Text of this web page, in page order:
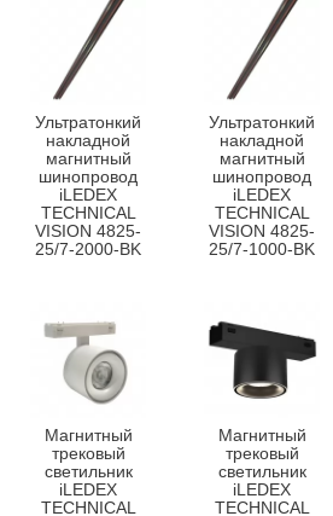
Ультратонкий
накладной
магнитный
шинопровод
iLEDEX
TECHNICAL
VISION 4825-
25/7-2000-BK
Ультратонкий
накладной
магнитный
шинопровод
iLEDEX
TECHNICAL
VISION 4825-
25/7-1000-BK
Магнитный
трековый
светильник
iLEDEX
TECHNICAL
Магнитный
трековый
светильник
iLEDEX
TECHNICAL